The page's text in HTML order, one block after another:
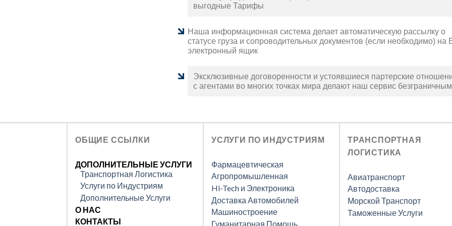
выгодные Тарифы
Наша информационная система делает автоматическую рассылку о
статусе груза и сопроводительных документов (если необходимо) на
электронный ящик
Эксклюзивные договоренности и устоявшиеся партерские
с агентами во многих точках мира делают наш сервис безграничным
ОБЩИЕ ССЫЛКИ
ДОПОЛНИТЕЛЬНЫЕ УСЛУГИ
Транспортная Логистика
Услуги по Индустриям
Дополнительные Услуги
О НАС
КОНТАКТЫ
УСЛУГИ ПО ИНДУСТРИЯМ
Фармацевтическая
Агропромышленная
Hi-Tech и Электроника
Доставка Автомобилей
Машиностроение
Гуманитарная Помощь
ТРАНСПОРТНАЯ
ЛОГИСТИКА
Авиатранспорт
Автодоставка
Морской Транспорт
Таможенные Услуги